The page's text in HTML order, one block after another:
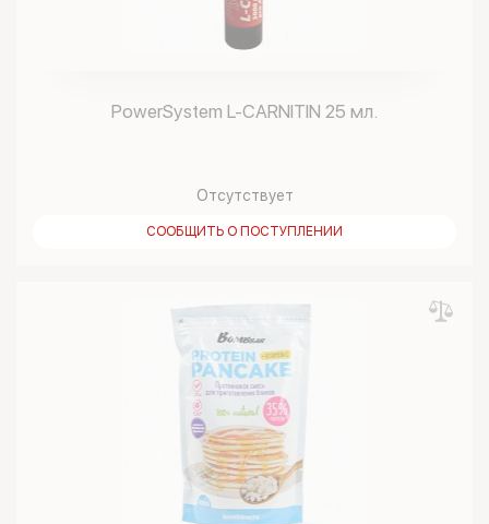
PowerSystem L-CARNITIN 25 мл.
Отсутствует
СООБЩИТЬ О ПОСТУПЛЕНИИ